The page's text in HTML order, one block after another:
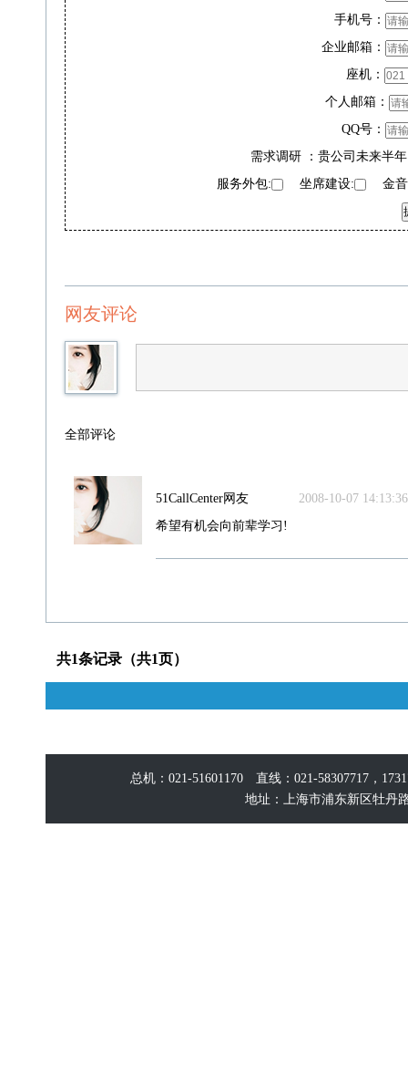
手机号：
企业邮箱：
座机：
个人邮箱：
QQ号：
需求调研 ：贵公司未来半
服务外包:
坐席建设: 金音
网友评论
全部评论
51CallCenter网友
2008-10-07 14:13:36
希望有机会向前辈学习!
共1条记录（共1页）
总机：021-51601170 直线：021-58307717，
地址：上海市浦东新区牡丹